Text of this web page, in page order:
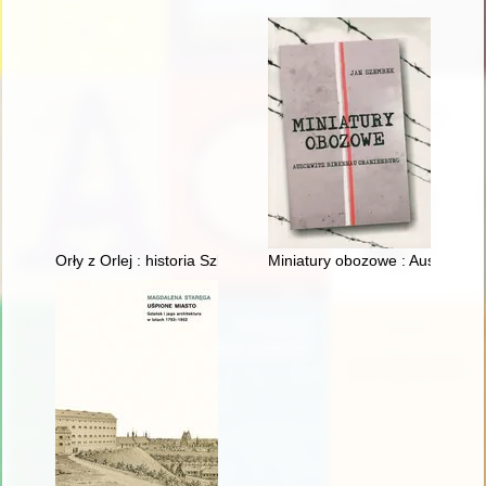
Orły z Orlej : historia Szkoły Podstawowej nr 30 Specjalnej
Miniatury obozowe :